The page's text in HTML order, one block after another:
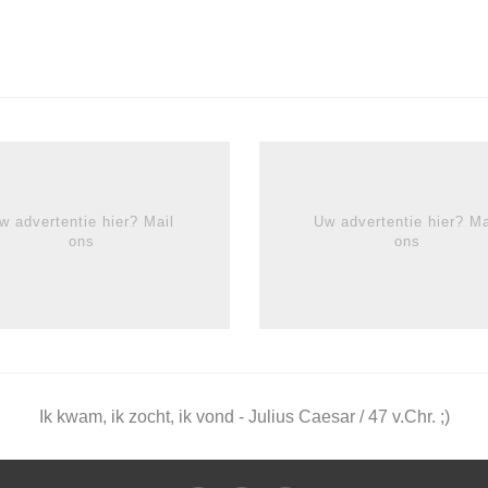
advertentie hier? Mail
ons
Uw advertentie hier?
ons
Ik kwam, ik zocht, ik vond - Julius Caesar / 47 v.Chr. ;)